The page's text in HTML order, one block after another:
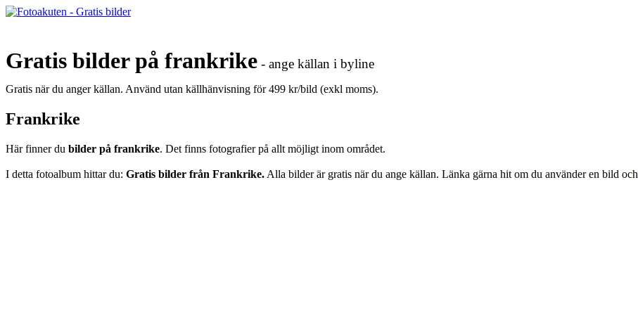
Gratis bilder på frankrike - ange källan i byline
Gratis när du anger källan. Använd utan källhänvisning för 499 kr/bild (exkl moms).
Frankrike
Här finner du bilder på frankrike. Det finns fotografier på allt möjligt inom området.
I detta fotoalbum hittar du: Gratis bilder från Frankrike. Alla bilder är gratis när du ange källan. Länka gärna hit om du använder en bild och